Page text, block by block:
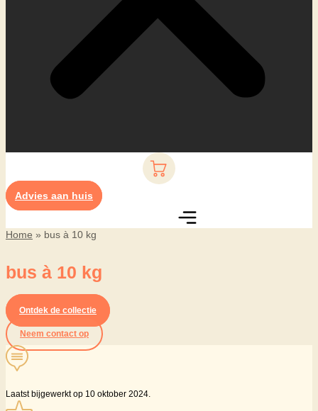
Advies aan huis
Home » bus à 10 kg
bus à 10 kg
Ontdek de collectie
Neem contact op
Laatst bijgewerkt op 10 oktober 2024.